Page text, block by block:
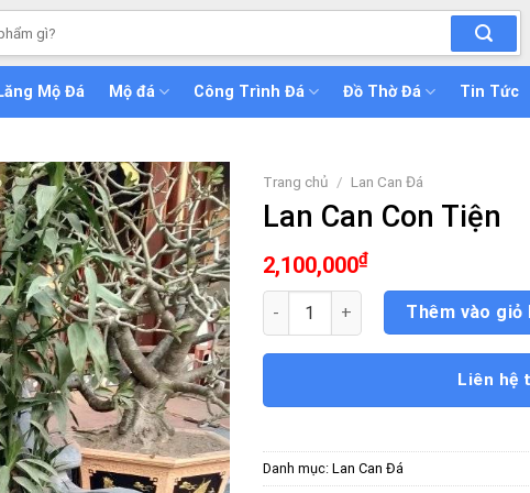
Lăng Mộ Đá Mộ đá Công Trình Đá Đồ Thờ Đá Tin Tức
Trang chủ / Lan Can Đá
Lan Can Con Tiện
2,100,000₫
Lan Can Con Tiện số lượngThêm vào giỏ
Liên hệ
Danh mục: Lan Can Đá